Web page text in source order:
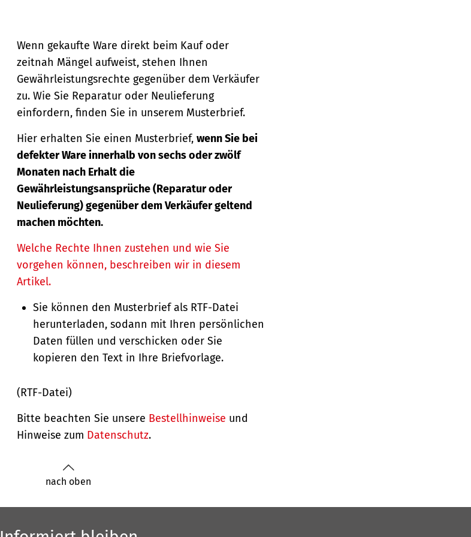
Wenn gekaufte Ware direkt beim Kauf oder
zeitnah Mängel aufweist, stehen Ihnen
Gewährleistungsrechte gegenüber dem Verkäufer
zu. Wie Sie Reparatur oder Neulieferung
einfordern, finden Sie in unserem Musterbrief.
Hier erhalten Sie einen Musterbrief,wenn Sie bei
defekter Ware innerhalb von sechs oder zwölf
Monaten nach Erhalt die
Gewährleistungsansprüche (Reparatur oder
Neulieferung) gegenüber dem Verkäufer geltend
machen möchten.
Welche Rechte Ihnen zustehen und wie Sie
vorgehen können, beschreiben wir in diesem
Artikel.
Sie können den Musterbrief als RTF-Datei
herunterladen, sodann mit Ihren persönlichen
Daten füllen und verschicken oder Sie
kopieren den Text in Ihre Briefvorlage.
(RTF-Datei)
Bitte beachten Sie unsere Bestellhinweise und
Hinweise zum Datenschutz.
nach oben